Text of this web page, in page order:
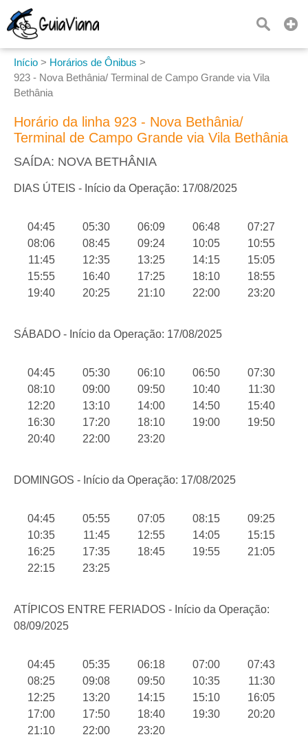
Início > Horários de Ônibus >
923 - Nova Bethânia/ Terminal de Campo Grande via Vila
Bethânia
Horário da linha 923 - Nova Bethânia/
Terminal de Campo Grande via Vila Bethânia
SAÍDA: NOVA BETHÂNIA
DIAS ÚTEIS - Início da Operação: 17/08/2025
04:45 05:30 06:09 06:48
07:27
08:06
08:45 09:24 10:05
10:55
11:45
12:35 13:25 14:15
15:05
15:55
16:40 17:25 18:10
18:55
19:40
20:25 21:10 22:00 23:20
SÁBADO - Início da Operação: 17/08/2025
04:45 05:30 06:10 06:50
07:30
08:10
09:00 09:50 10:40
11:30
12:20
13:10 14:00 14:50
15:40
16:30
17:20 18:10 19:00
19:50
20:40
22:00 23:20
DOMINGOS - Início da Operação: 17/08/2025
04:45 05:55 07:05 08:15
09:25
10:35
11:45 12:55 14:05
15:15
16:25
17:35 18:45 19:55
21:05
22:15
23:25
ATÍPICOS ENTRE FERIADOS - Início da Operação:
08/09/2025
04:45 05:35 06:18 07:00
07:43
08:25
09:08 09:50 10:35
11:30
12:25
13:20 14:15 15:10
16:05
17:00
17:50 18:40 19:30
20:20
21:10
22:00 23:20